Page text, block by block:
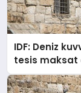
IDF: Deniz
tesis maksat